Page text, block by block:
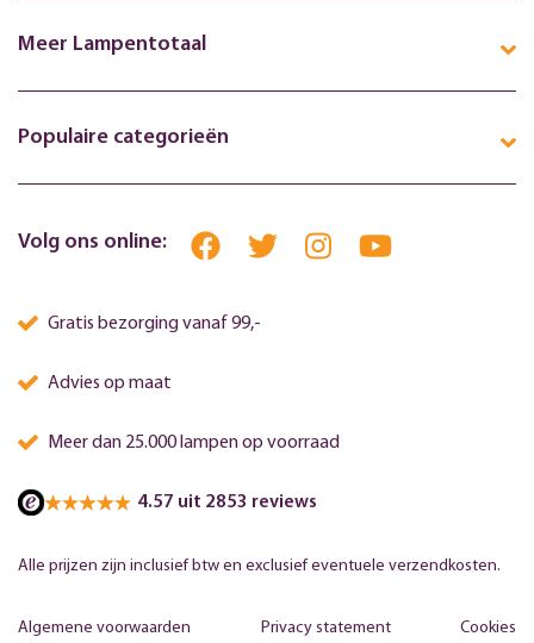
Meer Lampentotaal
Populaire categorieën
Volg ons online:
Gratis bezorging vanaf 99,-
Advies op maat
Meer dan 25.000 lampen op voorraad
4.57 uit 2853 reviews
Alle prijzen zijn inclusief btw en exclusief eventuele verzendkosten.
Algemene voorwaarden Privacy statement Cookies